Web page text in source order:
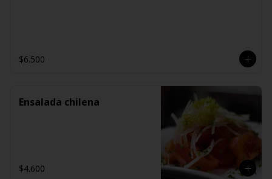
$6.500
Ensalada chilena
$4.600